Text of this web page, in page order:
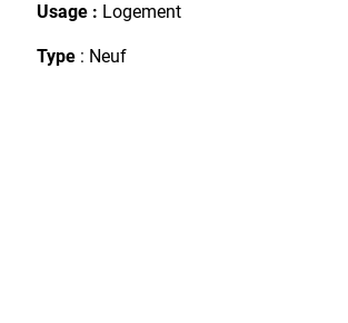
Usage : Logement
Type : Neuf